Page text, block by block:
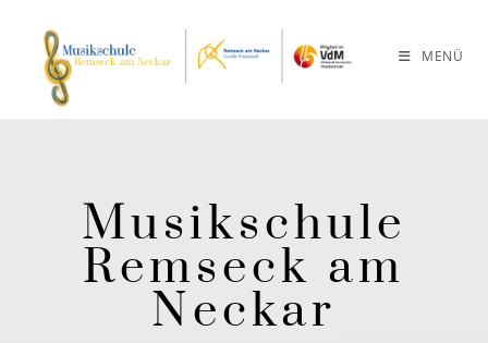
MENÜ
Musik­schule
Remseck am
Neckar